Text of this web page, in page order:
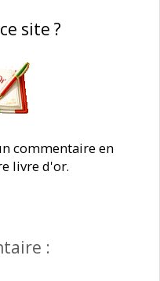
site ?
commentaire en
livre d'or.
: